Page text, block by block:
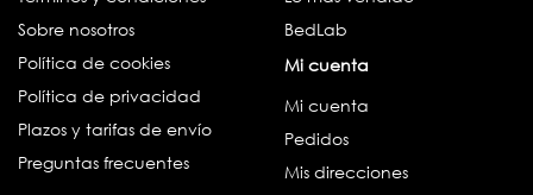
Sobre nosotros
Política de cookies
Política de privacidad
Plazos y tarifas de envío
Preguntas frecuentes
BedLab
Mi cuenta
Mi cuenta
Pedidos
Mis direcciones